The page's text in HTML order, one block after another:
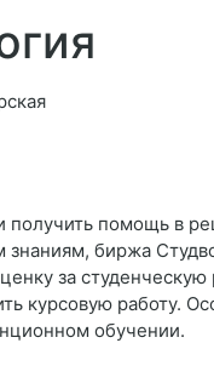
получить помощь в
знаниям, биржа
за
курсовую работу.
обучении.